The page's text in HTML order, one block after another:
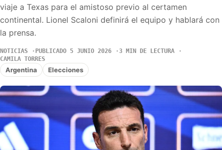
viaje a Texas para el amistoso previo al certamen
continental. Lionel Scaloni definirá el equipo y hablará con
la prensa.
NOTICIAS PUBLICADO 5 JUNIO 2026
3 MIN DE LECTURA
CAMILA TORRES
Argentina Elecciones